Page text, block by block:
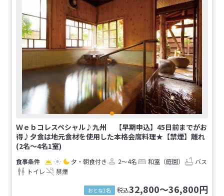
Ｗｅｂコレスペシャル♪九州 【早期申込】45日前までがお
得♪夕食は地元食材を使用した本格会席料理★【禁煙】離れ
(2名～4名1室)
夕・朝食付き 2～4名 和室（庭園）
バス
トイレ
禁煙
おとな1名 税込32,800～36,800円